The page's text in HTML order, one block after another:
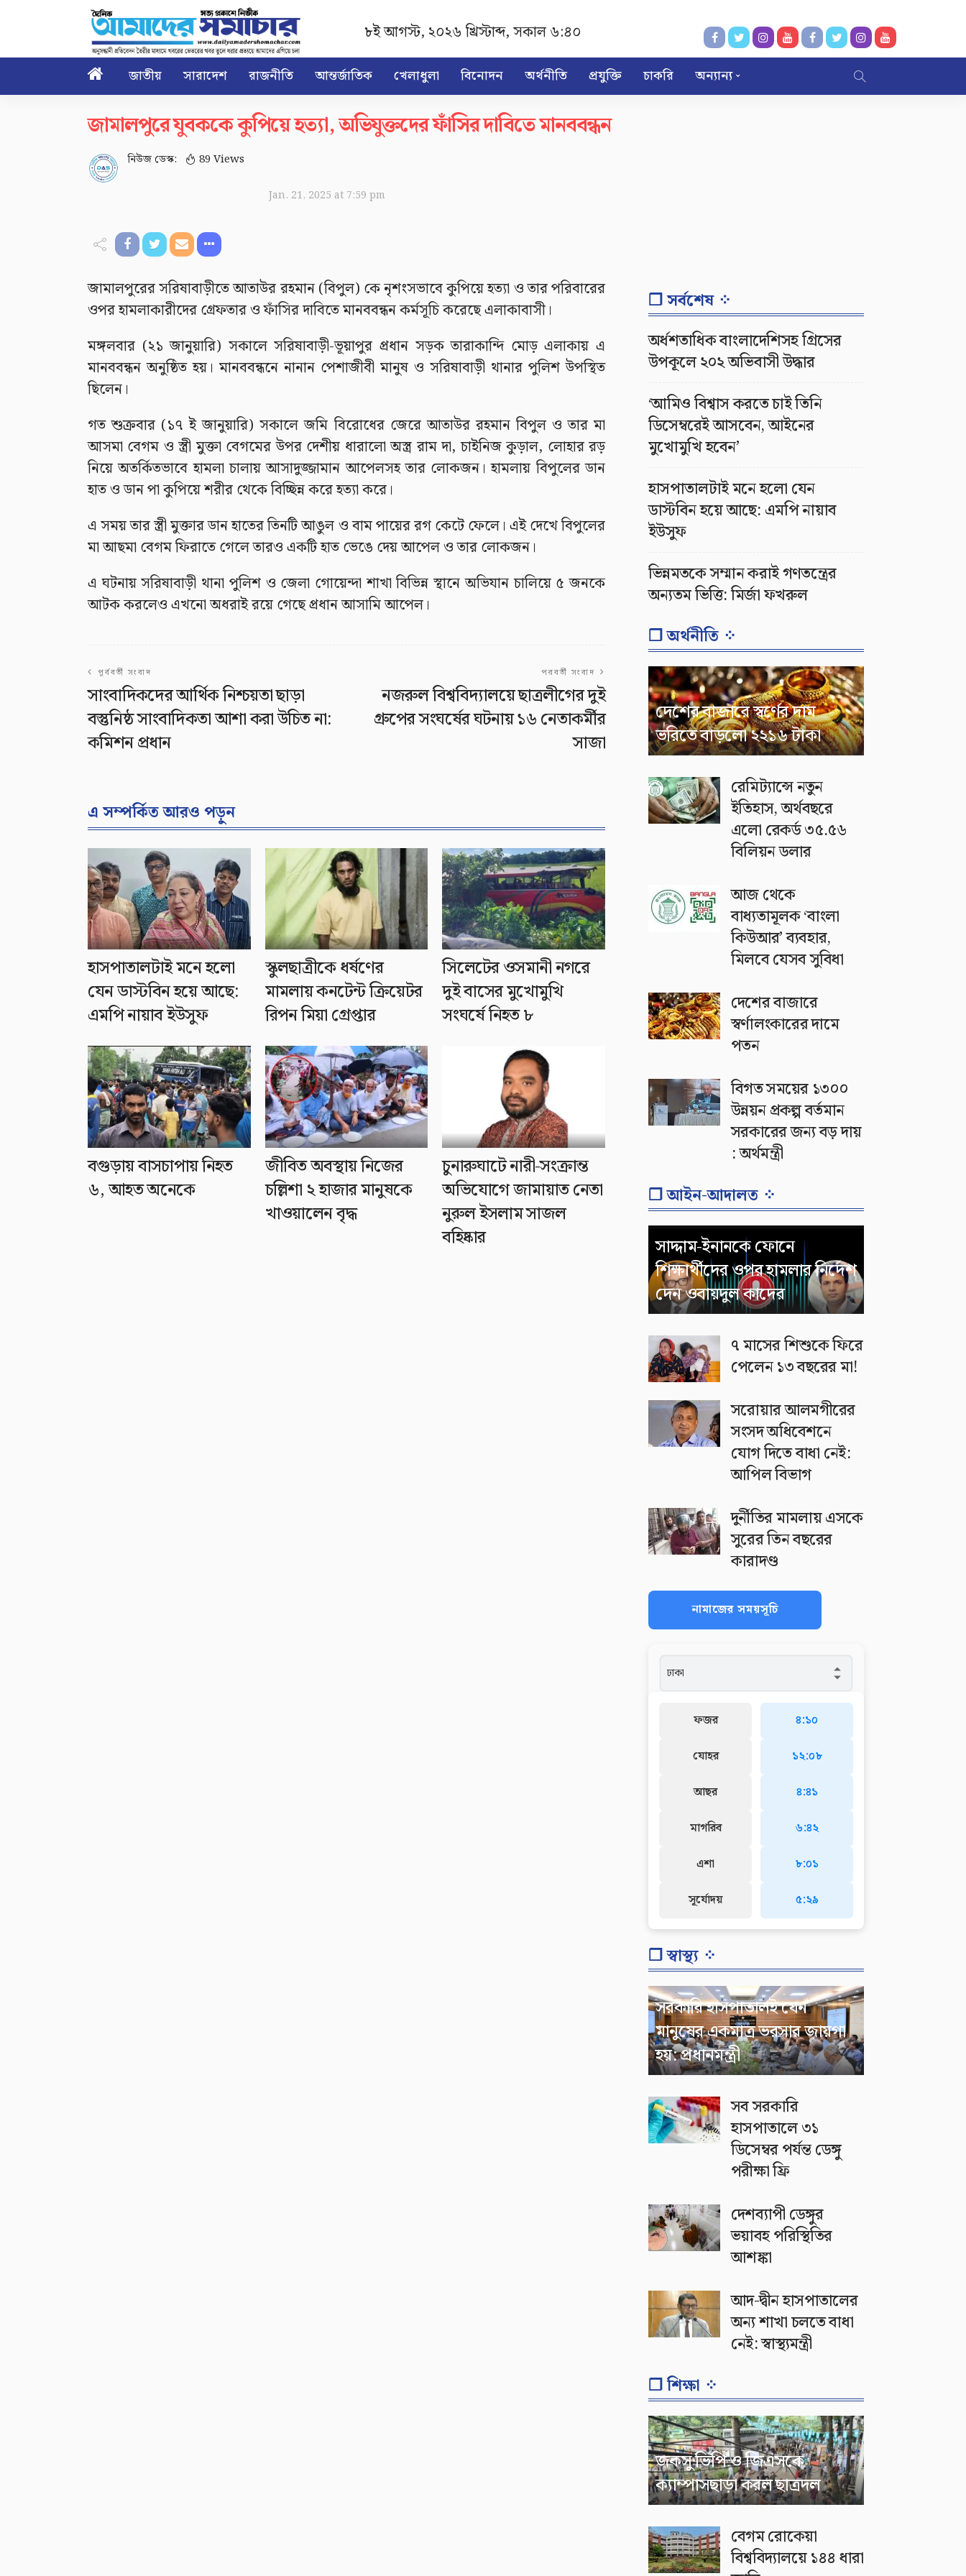
৮ই আগস্ট, ২০২৬ খ্রিস্টাব্দ,সকাল ৬:৪০
 জাতীয় সারাদেশ রাজনীতি আন্তর্জাতিক খেলাধুলা বিনোদন অর্থনীতি প্রযুক্তি চাকরি অন্যান্য
জামালপুরে যুবককে কুপিয়ে হত্যা, অভিযুক্তদের ফাঁসির দাবিতে মানববন্ধন
নিউজ ডেস্ক: 89 Views
Jan. 21, 2025 at 7:59 pm
জামালপুরের সরিষাবাড়ীতে আতাউর রহমান (বিপুল) কে নৃশংসভাবে কুপিয়ে হত্যা ও তার পরিবারের
ওপর হামলাকারীদের গ্রেফতার ও ফাঁসির দাবিতে মানববন্ধন কর্মসূচি করেছে এলাকাবাসী।
মঙ্গলবার (২১ জানুয়ারি) সকালে সরিষাবাড়ী-ভূয়াপুর প্রধান সড়ক তারাকান্দি মোড় এলাকায় এ
মানববন্ধন অনুষ্ঠিত হয়। মানববন্ধনে নানান পেশাজীবী মানুষ ও সরিষাবাড়ী থানার পুলিশ উপস্থিত
ছিলেন।
গত শুক্রবার (১৭ ই জানুয়ারি) সকালে জমি বিরোধের জেরে আতাউর রহমান বিপুল ও তার মা
আসমা বেগম ও স্ত্রী মুক্তা বেগমের উপর দেশীয় ধারালো অস্ত্র রাম দা, চাইনিজ কুড়াল, লোহার রড়
নিয়ে অতর্কিতভাবে হামলা চালায় আসাদুজ্জামান আপেলসহ তার লোকজন। হামলায় বিপুলের ডান
হাত ও ডান পা কুপিয়ে শরীর থেকে বিচ্ছিন্ন করে হত্যা করে।
এ সময় তার স্ত্রী মুক্তার ডান হাতের তিনটি আঙুল ও বাম পায়ের রগ কেটে ফেলে। এই দেখে বিপুলের
মা আছমা বেগম ফিরাতে গেলে তারও একটি হাত ভেঙে দেয় আপেল ও তার লোকজন।
এ ঘটনায় সরিষাবাড়ী থানা পুলিশ ও জেলা গোয়েন্দা শাখা বিভিন্ন স্থানে অভিযান চালিয়ে ৫ জনকে
আটক করলেও এখনো অধরাই রয়ে গেছে প্রধান আসামি আপেল।
পূর্ববর্তী সংবাদ
সাংবাদিকদের আর্থিক নিশ্চয়তা ছাড়া
বস্তুনিষ্ঠ সাংবাদিকতা আশা করা উচিত না:
কমিশন প্রধান
পরবর্তী সংবাদ
নজরুল বিশ্ববিদ্যালয়ে ছাত্রলীগের দুই
গ্রুপের সংঘর্ষের ঘটনায় ১৬ নেতাকর্মীর
সাজা
এ সম্পর্কিত আরও পড়ুন
হাসপাতালটাই মনে হলো
যেন ডাস্টবিন হয়ে আছে:
এমপি নায়াব ইউসুফ
স্কুলছাত্রীকে ধর্ষণের
মামলায় কনটেন্ট ক্রিয়েটর
রিপন মিয়া গ্রেপ্তার
সিলেটের ওসমানী নগরে
দুই বাসের মুখোমুখি
সংঘর্ষে নিহত ৮
বগুড়ায় বাসচাপায় নিহত
৬, আহত অনেকে
জীবিত অবস্থায় নিজের
চল্লিশা ২ হাজার মানুষকে
খাওয়ালেন বৃদ্ধ
চুনারুঘাটে নারী-সংক্রান্ত
অভিযোগে জামায়াত নেতা
নুরুল ইসলাম সাজল
বহিষ্কার
❐ সর্বশেষ ⁘
অর্ধশতাধিক বাংলাদেশিসহ গ্রিসের
উপকূলে ২০২ অভিবাসী উদ্ধার
‘আমিও বিশ্বাস করতে চাই তিনি
ডিসেম্বরেই আসবেন, আইনের
মুখোমুখি হবেন’
হাসপাতালটাই মনে হলো যেন
ডাস্টবিন হয়ে আছে: এমপি নায়াব
ইউসুফ
ভিন্নমতকে সম্মান করাই গণতন্ত্রের
অন্যতম ভিত্তি: মির্জা ফখরুল
❐ অর্থনীতি ⁘
দেশের বাজারে স্বর্ণের দাম
ভরিতে বাড়লো ২২১৬ টাকা
রেমিট্যান্সে নতুন
ইতিহাস, অর্থবছরে
এলো রেকর্ড ৩৫.৫৬
বিলিয়ন ডলার
আজ থেকে
বাধ্যতামূলক ‘বাংলা
কিউআর’ ব্যবহার,
মিলবে যেসব সুবিধা
দেশের বাজারে
স্বর্ণালংকারের দামে
পতন
বিগত সময়ের ১৩০০
উন্নয়ন প্রকল্প বর্তমান
সরকারের জন্য বড় দায়
: অর্থমন্ত্রী
❐ আইন-আদালত ⁘
সাদ্দাম-ইনানকে ফোনে
শিক্ষার্থীদের ওপর হামলার নির্দেশ
দেন ওবায়দুল কাদের
৭ মাসের শিশুকে ফিরে
পেলেন ১৩ বছরের মা!
সরোয়ার আলমগীরের
সংসদ অধিবেশনে
যোগ দিতে বাধা নেই:
আপিল বিভাগ
দুর্নীতির মামলায় এসকে
সুরের তিন বছরের
কারাদণ্ড
নামাজের সময়সূচি
ফজর
যোহর
আছর
মাগরিব
এশা
সূর্যোদয়
৪:১০
১২:০৮
৪:৪১
৬:৪২
৮:০১
৫:২৯
❐ স্বাস্থ্য ⁘
সরকারি হাসপাতালই যেন
মানুষের একমাত্র ভরসার জায়গা
হয়: প্রধানমন্ত্রী
সব সরকারি
হাসপাতালে ৩১
ডিসেম্বর পর্যন্ত ডেঙ্গু
পরীক্ষা ফ্রি
দেশব্যাপী ডেঙ্গুর
ভয়াবহ পরিস্থিতির
আশঙ্কা
আদ-দ্বীন হাসপাতালের
অন্য শাখা চলতে বাধা
নেই: স্বাস্থ্যমন্ত্রী
❐ শিক্ষা ⁘
জকসু ভিপি ও জিএসকে
ক্যাম্পাসছাড়া করল ছাত্রদল
বেগম রোকেয়া
বিশ্ববিদ্যালয়ে ১৪৪ ধারা